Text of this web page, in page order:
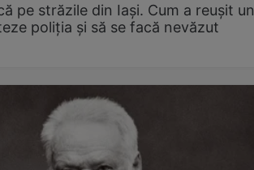
pe străzile din Iași. Cum a reușit un
poliția și să se facă nevăzut